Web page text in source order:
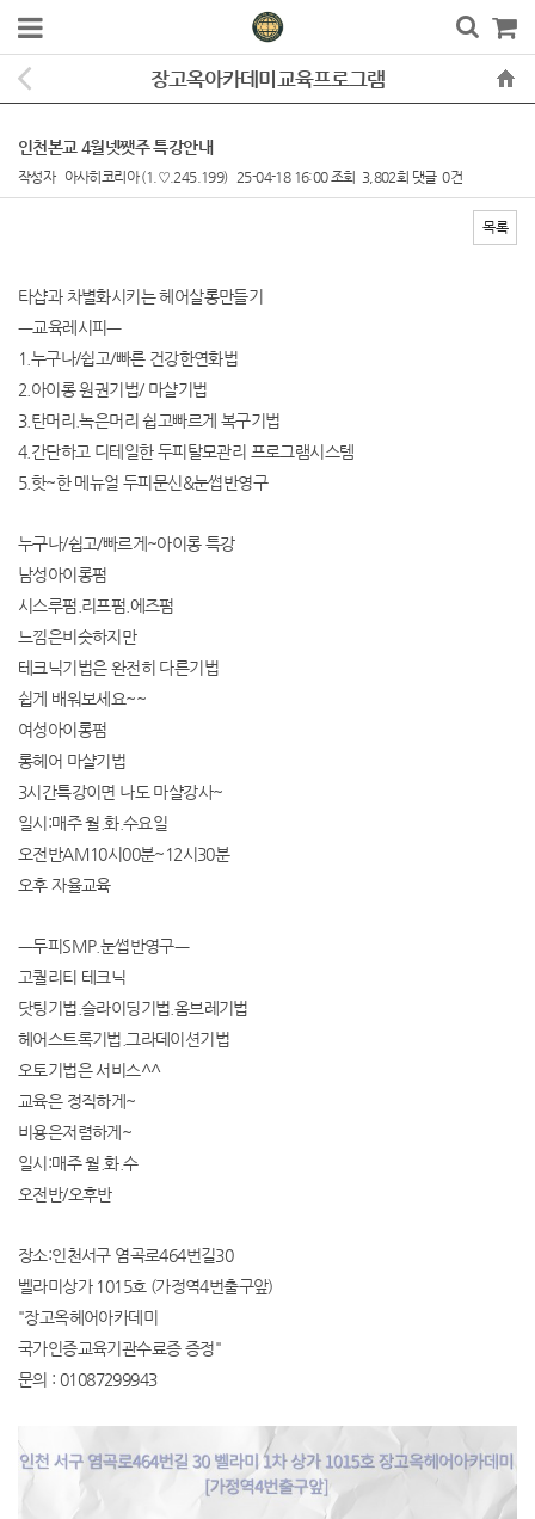
장고옥아카데미교육프로그램
인천본교 4월넷쨋주 특강안내
작성자 아사히코리아(1.♡.245.199) 25-04-18 16:00조회 3,802회 댓글 0건
목록
타샵과 차별화시키는 헤어살롱만들기
ㅡ교육레시피ㅡ
1.누구나/쉽고/빠른 건강한연화법
2.아이롱 원권기법/ 마샬기법
3.탄머리.녹은머리 쉽고빠르게 복구기법
4.간단하고 디테일한 두피탈모관리 프로그램시스템
5.핫~한 메뉴얼 두피문신&눈썹반영구
누구나/쉽고/빠르게~아이롱 특강
남성아이롱펌
시스루펌.리프펌.에즈펌
느낌은비슷하지만
테크닉기법은 완전히 다른기법
쉽게 배워보세요~~
여성아이롱펌
롱헤어 마샬기법
3시간특강이면 나도 마샬강사~
일시:매주 월.화.수요일
오전반AM10시00분~12시30분
오후 자율교육
ㅡ두피SMP.눈썹반영구ㅡ
고퀄리티 테크닉
닷팅기법.슬라이딩기법.옴브레기법
헤어스트록기법.그라데이션기법
오토기법은 서비스^^
교육은 정직하게~
비용은저렴하게~
일시:매주 월.화.수
오전반/오후반
장소:인천서구 염곡로464번길30
벨라미상가 1015호 (가정역4번출구앞)
"장고옥헤어아카데미
국가인증교육기관수료증 증정"
문의 : 01087299943